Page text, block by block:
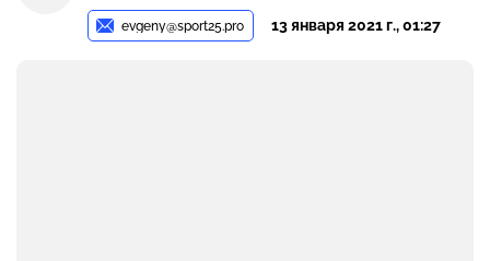
evgeny@sport25.pro 13 января 2021 г., 01:27